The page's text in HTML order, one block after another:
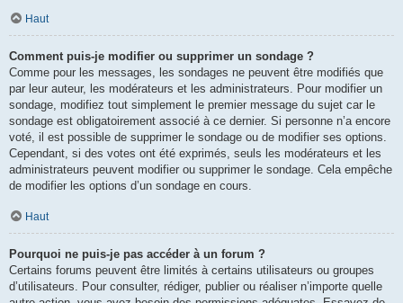
Haut
Comment puis-je modifier ou supprimer un sondage ?
Comme pour les messages, les sondages ne peuvent être modifiés que
par leur auteur, les modérateurs et les administrateurs. Pour modifier un
sondage, modifiez tout simplement le premier message du sujet car le
sondage est obligatoirement associé à ce dernier. Si personne n’a encore
voté, il est possible de supprimer le sondage ou de modifier ses options.
Cependant, si des votes ont été exprimés, seuls les modérateurs et les
administrateurs peuvent modifier ou supprimer le sondage. Cela empêche
de modifier les options d’un sondage en cours.
Haut
Pourquoi ne puis-je pas accéder à un forum ?
Certains forums peuvent être limités à certains utilisateurs ou groupes
d’utilisateurs. Pour consulter, rédiger, publier ou réaliser n’importe quelle